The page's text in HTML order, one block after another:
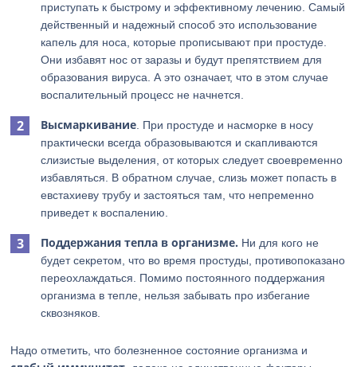
приступать к быстрому и эффективному лечению. Самый
действенный и надежный способ это использование
капель для носа, которые прописывают при простуде.
Они избавят нос от заразы и будут препятствием для
образования вируса. А это означает, что в этом случае
воспалительный процесс не начнется.
Высмаркивание . При простуде и насморке в носу
практически всегда образовываются и скапливаются
слизистые выделения, от которых следует своевременно
избавляться. В обратном случае, слизь может попасть в
евстахиеву трубу и застояться там, что непременно
приведет к воспалению.
Поддержания тепла в организме. Ни для кого не
будет секретом, что во время простуды, противопоказано
переохлаждаться. Помимо постоянного поддержания
организма в тепле, нельзя забывать про избегание
сквозняков.
Надо отметить, что болезненное состояние организма и